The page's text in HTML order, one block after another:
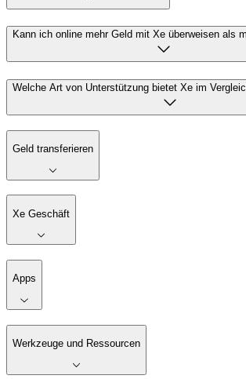
Kann ich online mehr Geld mit Xe überweisen als
Welche Art von Unterstützung bietet Xe im
Geld transferieren
Xe Geschäft
Apps
Werkzeuge und Ressourcen